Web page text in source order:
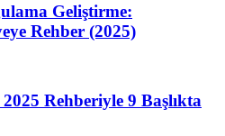
Geliştirme:
Rehber (2025)
Rehberiyle 9 Başlıkta